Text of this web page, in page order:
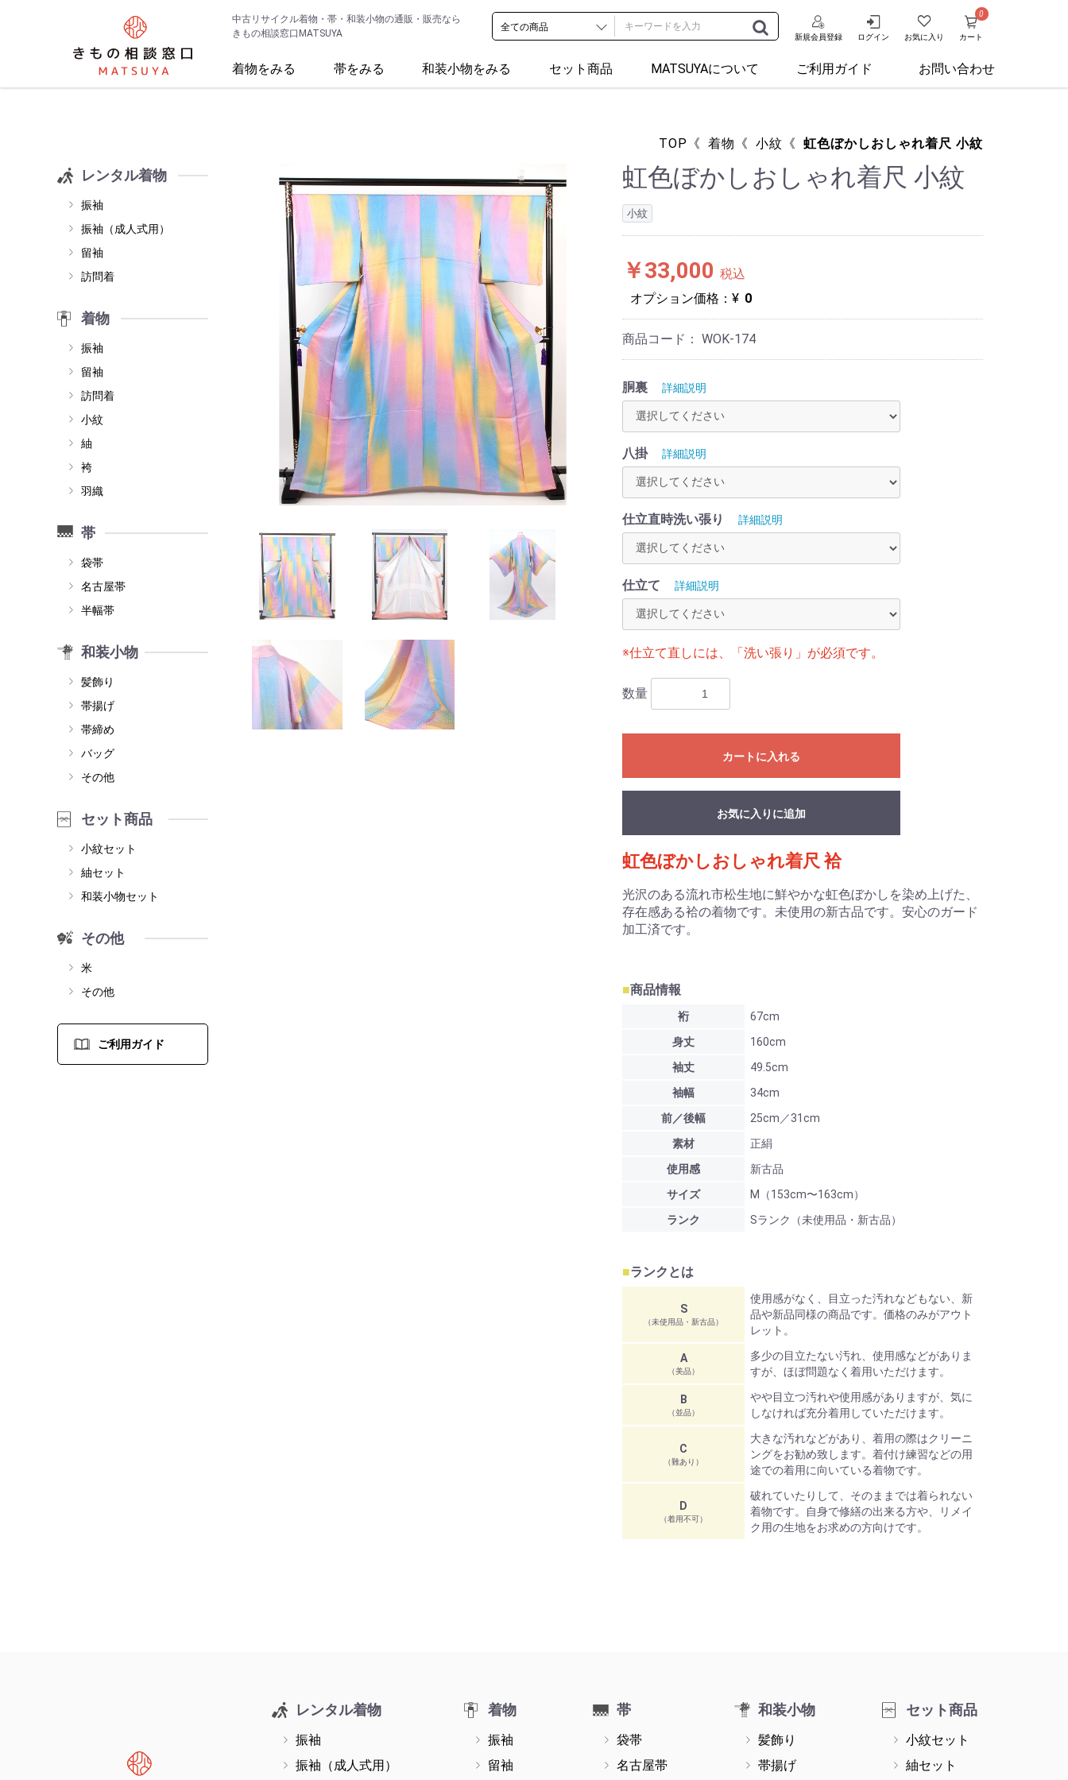
中古リサイクル着物・帯・和装小物の通販・販売なら
きもの相談窓口MATSUYA
新規会員登録 ログイン お気に入り
0
カート
着物をみる 帯をみる 和装小物をみる セット商品 MATSUYAについて ご利用ガイド お問い合わせ
レンタル着物
振袖
振袖（成人式用）
留袖
訪問着
着物
振袖
留袖
訪問着
小紋
紬
袴
羽織
帯
袋帯
名古屋帯
半幅帯
和装小物
髪飾り
帯揚げ
帯締め
バッグ
その他
セット商品
小紋セット
紬セット
和装小物セット
その他
米
その他
ご利用ガイド
TOP 《 着物 《 小紋 《 虹色ぼかしおしゃれ着尺 小紋
虹色ぼかしおしゃれ着尺 小紋
小紋
￥33,000 税込
オプション価格：¥ 0
商品コード： WOK-174
※仕立て直しには、「洗い張り」が必須です。
胴裏 詳細説明
八掛 詳細説明
仕立直時洗い張り 詳細説明
仕立て 詳細説明
数量
カートに入れる
お気に入りに追加
虹色ぼかしおしゃれ着尺 袷
光沢のある流れ市松生地に鮮やかな虹色ぼかしを染め上げた、
存在感ある袷の着物です。未使用の新古品です。安心のガード
加工済です。
■商品情報
裄
67cm
身丈
160cm
袖丈
49.5cm
袖幅
34cm
前／後幅
25cm／31cm
素材
正絹
使用感
新古品
サイズ
M（153cm〜163cm）
ランク
Sランク（未使用品・新古品）
■ランクとは
S
（未使用品・新古品）
使用感がなく、目立った汚れなどもない、新
品や新品同様の商品です。価格のみがアウト
レット。
A
（美品）
多少の目立たない汚れ、使用感などがありま
すが、ほぼ問題なく着用いただけます。
B
（並品）
やや目立つ汚れや使用感がありますが、気に
しなければ充分着用していただけます。
C
（難あり）
大きな汚れなどがあり、着用の際はクリーニ
ングをお勧め致します。着付け練習などの用
途での着用に向いている着物です。
D
（着用不可）
破れていたりして、そのままでは着られない
着物です。自身で修繕の出来る方や、リメイ
ク用の生地をお求めの方向けです。
レンタル着物
振袖
振袖（成人式用）
着物
振袖
留袖
帯
袋帯
名古屋帯
和装小物
髪飾り
帯揚げ
セット商品
小紋セット
紬セット